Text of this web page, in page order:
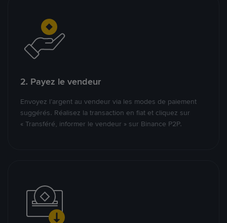
2. Payez le vendeur
Envoyez l’argent au vendeur via les modes de paiement
suggérés. Réalisez la transaction en fiat et cliquez sur
« Transféré, informer le vendeur » sur Binance P2P.